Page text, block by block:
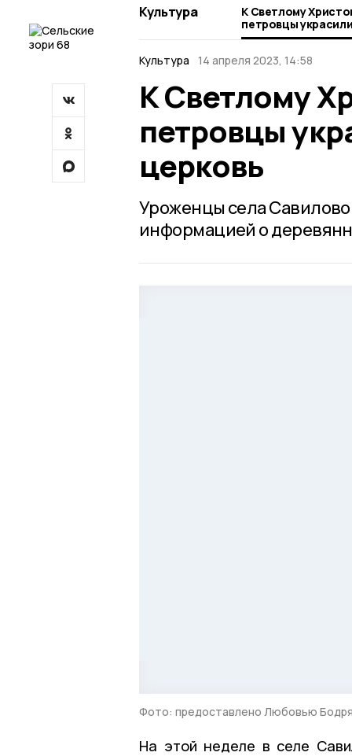
Культура
К Светлому
петровцы
церковь
Культура
14 апреля 2023, 14:58
К Светлому
петровцы
церковь
Уроженцы села Савилово
информацией о
Фото: предоставлено Любовью
На этой неделе в селе